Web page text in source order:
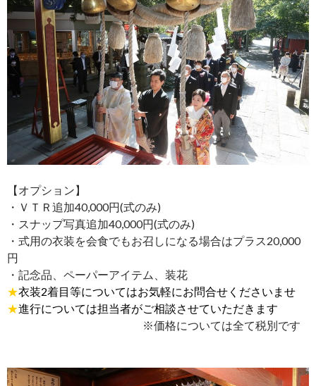
【オプション】
・ＶＴＲ追加40,000円(式のみ)
・スナップ写真追加40,000円(式のみ)
・式用の衣装を会食でもお召しになる場合はプラス20,000
円
・記念品、ペーパーアイテム、装花
★衣装2着目等についてはお気軽にお問合せくださいませ
★進行については担当者がご相談させていただきます
※価格については全て税別です